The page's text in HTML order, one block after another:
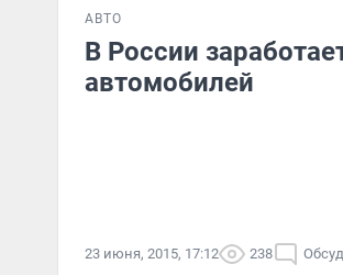
АВТО
В России
автомобилей
23 июня, 2015, 17:12 238